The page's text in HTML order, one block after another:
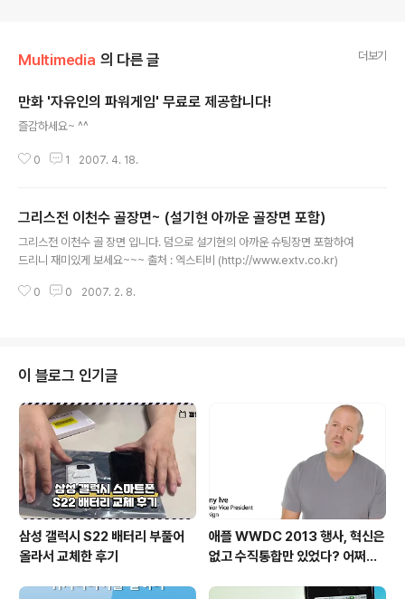
Multimedia 의 다른 글 더보기
만화 '자유인의 파워게임' 무료로 제공합니다!
즐감하세요~ ^^
0 1 2007. 4. 18.
그리스전 이천수 골장면~ (설기현 아까운 골장면 포함)
그리스전 이천수 골 장면 입니다. 덤으로 설기현의 아까운 슈팅장면 포함하여
드리니 재미있게 보세요~~~ 출처 : 엑스티비 (http://www.extv.co.kr)
0 0 2007. 2. 8.
이 블로그 인기글
삼성 갤럭시 S22 배터리 부풀어
올라서 교체한 후기
애플 WWDC 2013 행사, 혁신은
없고 수직통합만 있었다? 어쩌면